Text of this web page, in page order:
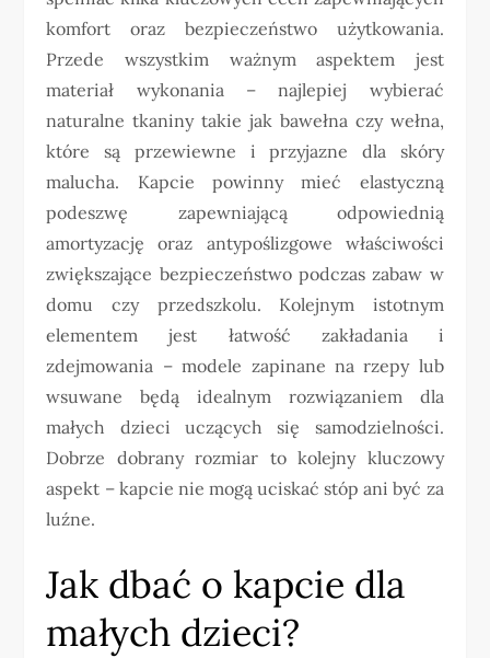
komfort oraz bezpieczeństwo użytkowania.
Przede wszystkim ważnym aspektem jest
materiał wykonania – najlepiej wybierać
naturalne tkaniny takie jak bawełna czy wełna,
które są przewiewne i przyjazne dla skóry
malucha. Kapcie powinny mieć elastyczną
podeszwę zapewniającą odpowiednią
amortyzację oraz antypoślizgowe właściwości
zwiększające bezpieczeństwo podczas zabaw w
domu czy przedszkolu. Kolejnym istotnym
elementem jest łatwość zakładania i
zdejmowania – modele zapinane na rzepy lub
wsuwane będą idealnym rozwiązaniem dla
małych dzieci uczących się samodzielności.
Dobrze dobrany rozmiar to kolejny kluczowy
aspekt – kapcie nie mogą uciskać stóp ani być za
luźne.
Jak dbać o kapcie dla
małych dzieci?